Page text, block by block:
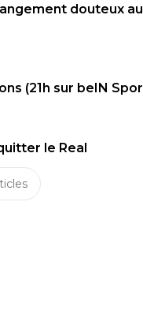
douteux au
(21h sur beIN
le Real